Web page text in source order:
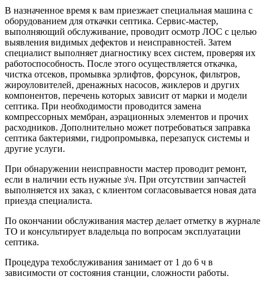
В назначенное время к вам приезжает специальная машина с
оборудованием для откачки септика. Сервис-мастер,
выполняющий обслуживание, проводит осмотр ЛОС с целью
выявления видимых дефектов и неисправностей. Затем
специалист выполняет диагностику всех систем, проверяя их
работоспособность. После этого осуществляется откачка,
чистка отсеков, промывка эрлифтов, форсунок, фильтров,
жироуловителей, дренажных насосов, жиклеров и других
компонентов, перечень которых зависит от марки и модели
септика. При необходимости проводится замена
компрессорных мембран, аэрационных элементов и прочих
расходников. Дополнительно может потребоваться заправка
септика бактериями, гидропромывка, перезапуск системы и
другие услуги.
При обнаружении неисправности мастер проводит ремонт,
если в наличии есть нужные з\ч. При отсутствии запчастей
выполняется их заказ, с клиентом согласовывается новая дата
приезда специалиста.
По окончании обслуживания мастер делает отметку в журнале
ТО и консультирует владельца по вопросам эксплуатации
септика.
Процедура техобслуживания занимает от 1 до 6 ч в
зависимости от состояния станции, сложности работы.